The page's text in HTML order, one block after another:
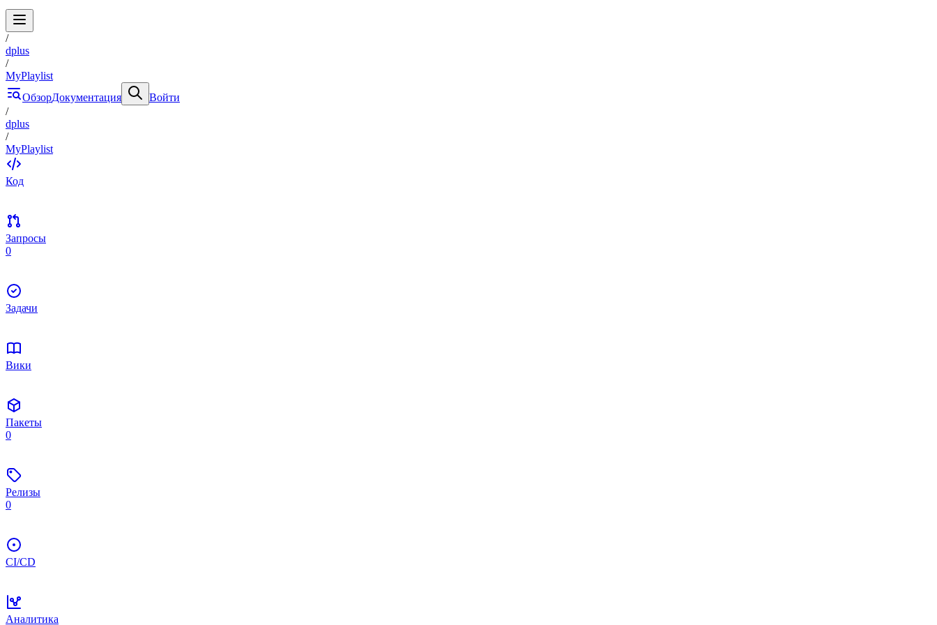
/
dplus
/
MyPlaylist
ОбзорДокументация
Войти
/
dplus
/
MyPlaylist
Код
Запросы
0
Задачи
Вики
Пакеты
0
Релизы
0
CI/CD
Аналитика